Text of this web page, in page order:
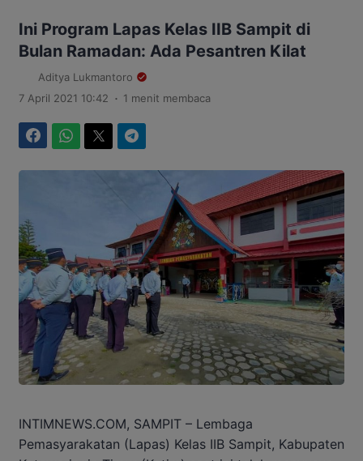
Ini Program Lapas Kelas IIB Sampit di
Bulan Ramadan: Ada Pesantren Kilat
Aditya Lukmantoro
7 April 2021 10:42 . 1 menit membaca
INTIMNEWS.COM, SAMPIT – Lembaga
Pemasyarakatan (Lapas) Kelas IIB Sampit, Kabupaten